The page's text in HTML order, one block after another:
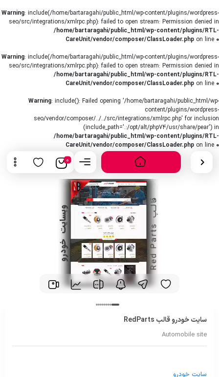
Warning: include(/home/bartaragahi/public_html/wp-content/plugins/wordpress-
seo/src/integrations/xmlrpc.php): failed to open stream: Permission denied in
/home/bartaragahi/public_html/wp-content/plugins/RTL-
CareUnit/vendor/composer/ClassLoader.php on line 0
Warning: include(/home/bartaragahi/public_html/wp-content/plugins/wordpress-
seo/src/integrations/xmlrpc.php): failed to open stream: Permission denied in
/home/bartaragahi/public_html/wp-content/plugins/RTL-
CareUnit/vendor/composer/ClassLoader.php on line 0
Warning: include(): Failed opening '/home/bartaragahi/public_html/wp-
content/plugins/wordpress-
seo/vendor/composer/../../src/integrations/xmlrpc.php' for inclusion
(include_path='.:/opt/alt/php74/usr/share/pear') in
/home/bartaragahi/public_html/wp-content/plugins/RTL-
CareUnit/vendor/composer/ClassLoader.php on line 0
0
سایت خودرو قالب RedParts
Automobile site
سایت خودرو